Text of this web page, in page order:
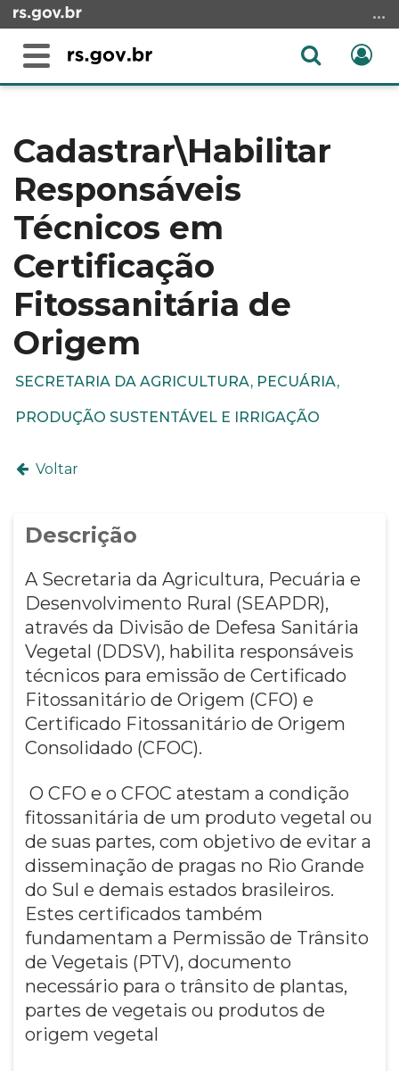
para
conteúdo
menu
para
busca
Alterna
Abrir
conteúdo
Cadastrar\Habilitar
Responsáveis
Técnicos em
Certificação
Fitossanitária de
Origem
SECRETARIA DA AGRICULTURA, PECUÁRIA,
PRODUÇÃO SUSTENTÁVEL E IRRIGAÇÃO
Voltar
Descrição
A Secretaria da Agricultura, Pecuária e
Desenvolvimento Rural (SEAPDR),
através da Divisão de Defesa Sanitária
Vegetal (DDSV), habilita responsáveis
técnicos para emissão de Certificado
Fitossanitário de Origem (CFO) e
Certificado Fitossanitário de Origem
Consolidado (CFOC).
O CFO e o CFOC atestam a condição
fitossanitária de um produto vegetal ou
de suas partes, com objetivo de evitar a
disseminação de pragas no Rio Grande
do Sul e demais estados brasileiros.
Estes certificados também
fundamentam a Permissão de Trânsito
de Vegetais (PTV), documento
necessário para o trânsito de plantas,
partes de vegetais ou produtos de
origem vegetal